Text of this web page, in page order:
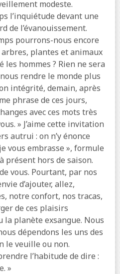
modeste.
l’inquiétude devant une
de l’évanouissement.
pourrons-nous encore
plantes et animaux
hommes ? Rien ne sera
rendre le monde plus
intégrité, demain, après
phrase de ces jours,
avec ces mots très
» J’aime cette invitation
autrui : on n’y énonce
vous embrasse », formule
présent hors de saison.
vous. Pourtant, par nos
d’ajouter, allez,
notre confort, nos tracas,
de ces plaisirs
la planète exsangue. Nous
dépendons les uns des
le veuille ou non.
l’habitude de dire :
»